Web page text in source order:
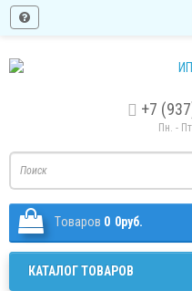
+7
Пн. -
Tоваров 0 0руб.
КАТАЛОГ ТОВАРОВ